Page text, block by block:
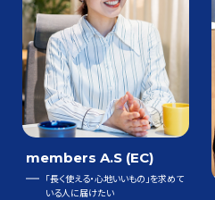
members A.S (EC)
「長く使える・心地いいもの」を求めて
いる人に届けたい